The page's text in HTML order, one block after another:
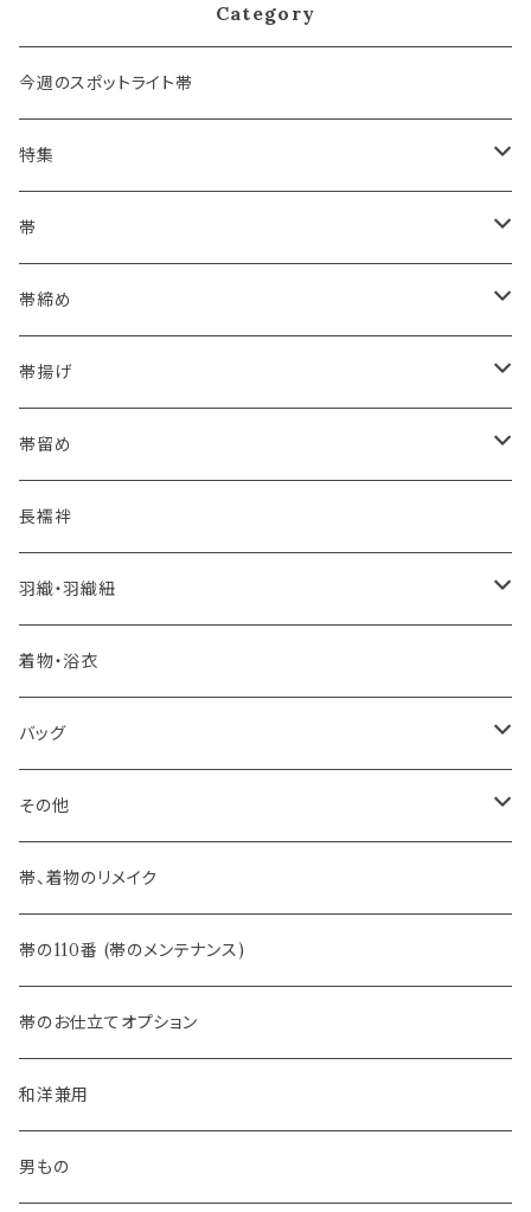
Category
今週のスポットライト帯
特集
浴衣にも！夏の帯揚げ
海のいろ ～sea-green～
格ある夏の名古屋帯（都の絽綴れ）
おとなの浴衣(有松 鳴海絞り)
自宅で洗える！本麻長襦袢
憧れの高級カジュアル帯
河合美術織物 訪問着に合わせる袋帯
訪問着に合わせるフォーマル帯
３万円台♪高見え袋帯・名古屋帯
帯
- 博多帯
夏・単衣用(夏帯)
- 西陣織
夏・単衣用(夏帯)
- 紬帯・自然布
- 琉球帯
- 染め帯
- 袋帯・洒落袋帯
- 名古屋帯
八寸名古屋帯 (松葉仕立て)
- オールシーズン帯
- 夏帯
- 半幅帯
- 大人兵児帯
- おびやオリジナル・別注
- オーダー帯
帯締め
- おびやオリジナル
- 細平唐組 (7mmスリム帯締め)
- 田中節子
帯揚げ
- おびやオリジナル
- 京都 三浦清商店
- 大津工房 荒尾ちどり
帯留め
-おびやオリジナル
長襦袢
羽織・羽織紐
-おびやオリジナル
着物・浴衣
バッグ
-おびやオリジナル
その他
-おびやオリジナル
-フィカレ
帯、着物のリメイク
帯の110番 (帯のメンテナンス)
帯のお仕立てオプション
和洋兼用
男もの